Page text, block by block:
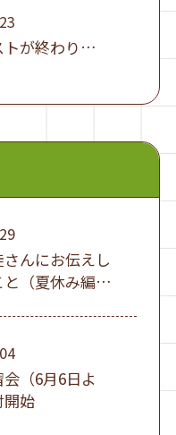
トが終わり…
んにお伝えし
（夏休み編
（6月6日よ
開始